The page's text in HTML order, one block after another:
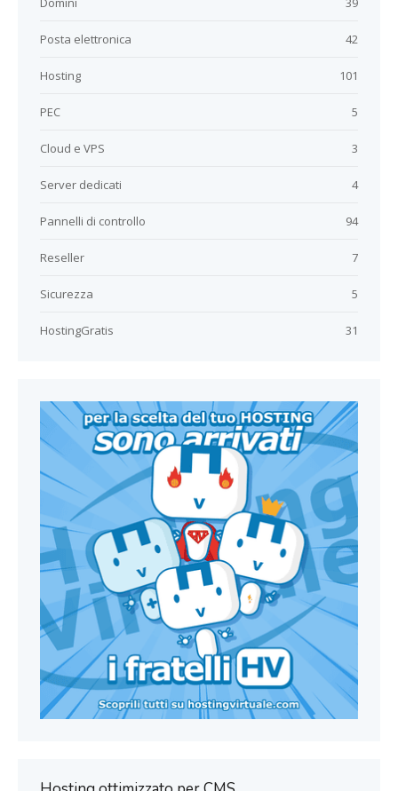
42
Posta elettronica
101
Hosting
5
PEC
3
Cloud e VPS
4
Server dedicati
94
Pannelli di controllo
7
Reseller
5
Sicurezza
31
HostingGratis